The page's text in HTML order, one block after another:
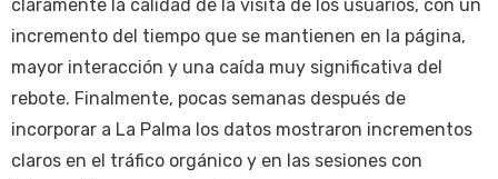
claramente la calidad de la visita de los usuarios, con un
incremento del tiempo que se mantienen en la página,
mayor interacción y una caída muy significativa del
rebote. Finalmente, pocas semanas después de
incorporar a La Palma los datos mostraron incrementos
claros en el tráfico orgánico y en las sesiones con